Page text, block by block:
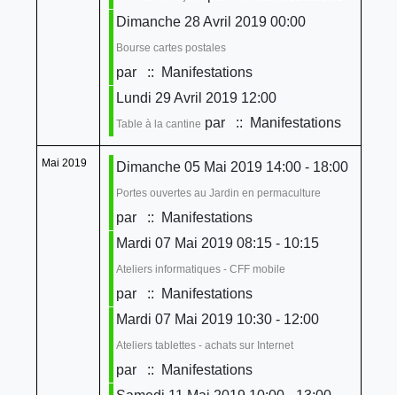
Dimanche 28 Avril 2019 00:00
Bourse cartes postales
par
:: Manifestations
Lundi 29 Avril 2019 12:00
Table à la cantine par :: Manifestations
Mai 2019 Dimanche 05 Mai 2019 14:00 - 18:00
Portes ouvertes au Jardin en permaculture
par
:: Manifestations
Mardi 07 Mai 2019 08:15 - 10:15
Ateliers informatiques - CFF mobile
par
:: Manifestations
Mardi 07 Mai 2019 10:30 - 12:00
Ateliers tablettes - achats sur Internet
par
:: Manifestations